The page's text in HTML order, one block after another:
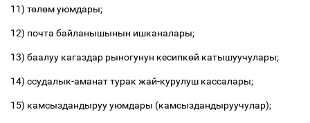
11) төлөм уюмдары;
12) почта байланышынын ишканалары;
13) баалуу кагаздар рыногунун кесипкөй катышуучулары;
14) ссудалык-аманат турак жай-курулуш кассалары;
15) камсыздандыруу уюмдары (камсыздандыруучулар);